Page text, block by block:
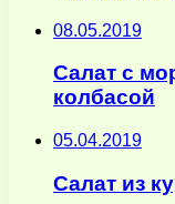
08.05.2019
Салат с
колбасой
05.04.2019
Салат из